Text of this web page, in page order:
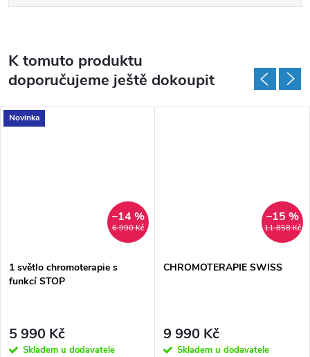
K tomuto produktu
doporučujeme ještě dokoupit
Novinka
6 990 Kč
–14 %
1 světlo chromoterapie s
funkcí STOP
5 990 Kč
Skladem u dodavatele
11 858 Kč
–15 %
CHROMOTERAPIE SWISS
9 990 Kč
Skladem u dodavatele